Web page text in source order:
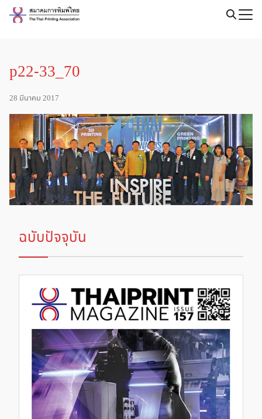
Skip
p22-33_70
28 มีนาคม 2017
ฉบับปัจจุบัน